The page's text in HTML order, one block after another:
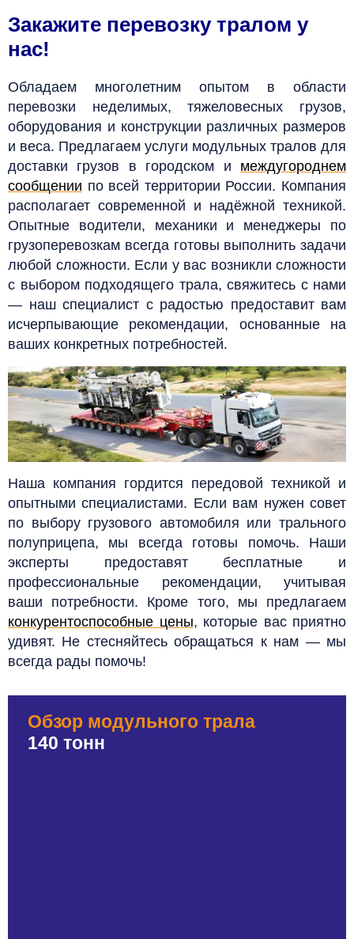
Закажите перевозку тралом у
нас!
Обладаем многолетним опытом в области
перевозки неделимых, тяжеловесных грузов,
оборудования и конструкции различных размеров
и веса. Предлагаем услуги модульных тралов для
доставки грузов в городском и междугороднем
сообщении по всей территории России. Компания
располагает современной и надёжной техникой.
Опытные водители, механики и менеджеры по
грузоперевозкам всегда готовы выполнить задачи
любой сложности. Если у вас возникли сложности
с выбором подходящего трала, свяжитесь с нами
— наш специалист с радостью предоставит вам
исчерпывающие рекомендации, основанные на
ваших конкретных потребностей.
Наша компания гордится передовой техникой и
опытными специалистами. Если вам нужен совет
по выбору грузового автомобиля или трального
полуприцепа, мы всегда готовы помочь. Наши
эксперты предоставят бесплатные и
профессиональные рекомендации, учитывая
ваши потребности. Кроме того, мы предлагаем
конкурентоспособные цены, которые вас приятно
удивят. Не стесняйтесь обращаться к нам — мы
всегда рады помочь!
Обзор модульного трала
140 тонн